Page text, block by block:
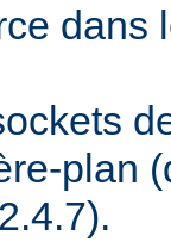
dans
plan